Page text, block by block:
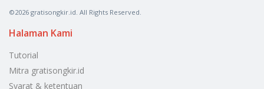
©2026 gratisongkir.id. All Rights Reserved.
Halaman Kami
Tutorial
Mitra gratisongkir.id
Syarat & ketentuan